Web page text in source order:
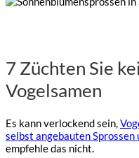
7 Züchten Sie
Vogelsamen
Es kann verlockend sein,
selbst angebauten Sprossen
empfehle das nicht.